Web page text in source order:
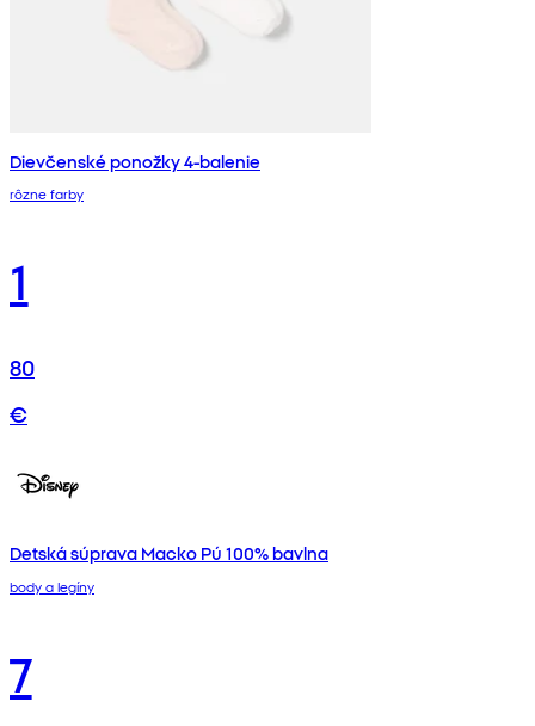
Dievčenské ponožky 4-balenie
rôzne farby
1
80
€
Detská súprava Macko Pú 100% bavlna
body a legíny
7